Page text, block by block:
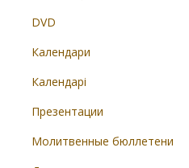
DVD
Календари
Календарі
Презентации
Молитвенные бюллетени